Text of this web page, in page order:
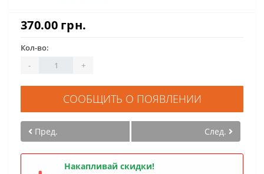
370.00 грн.
Кол-во:
-
+
СООБЩИТЬ О ПОЯВЛЕНИИ
Пред. След.
Накапливай скидки!